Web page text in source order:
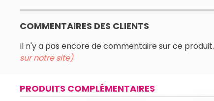
COMMENTAIRES DES CLIENTS
Il n'y a pas encore de commentaire sur ce produit.
sur notre site)
PRODUITS COMPLÉMENTAIRES